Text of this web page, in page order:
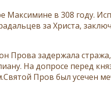
Максимине в 308 году.
за Христа,
Прова задержала стража,
На допросе перед
Пров был усечен